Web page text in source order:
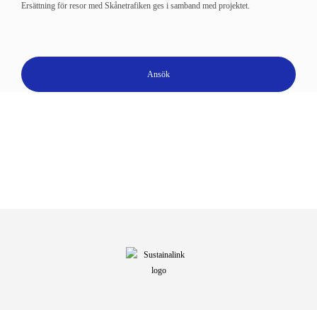
Ersättning för resor med Skånetrafiken ges i samband med projektet.
Ansök